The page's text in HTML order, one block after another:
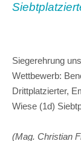
Siegerehrung
Wettbewerb:
Drittplatzierter,
Wiese (1d)
(Mag. Christian